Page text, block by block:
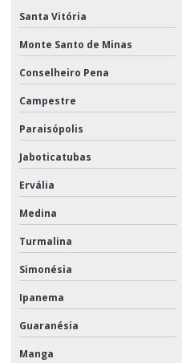
Santa Vitória
Monte Santo de Minas
Conselheiro Pena
Campestre
Paraisópolis
Jaboticatubas
Ervália
Medina
Turmalina
Simonésia
Ipanema
Guaranésia
Manga